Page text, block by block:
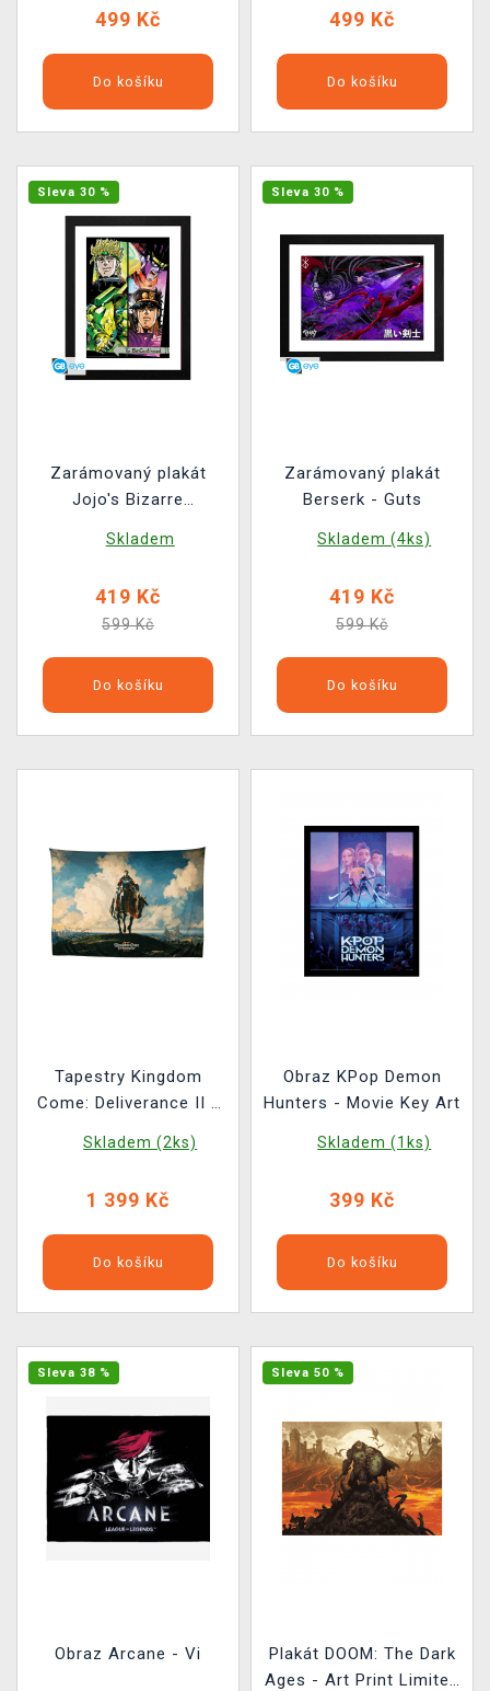
499 Kč
Do košíku
499 Kč
Do košíku
Sleva 30 %
Zarámovaný plakát
Jojo's Bizarre
Jotaro
Skladem
419 Kč
599 Kč
Do košíku
Sleva 30 %
Zarámovaný plakát
Berserk - Guts
Skladem (4ks)
419 Kč
599 Kč
Do košíku
Tapestry Kingdom
Come: Deliverance II -
textilu)
Skladem (2ks)
1 399 Kč
Do košíku
Obraz KPop Demon
Hunters - Movie Key Art
Skladem (1ks)
399 Kč
Do košíku
Sleva 38 %
Obraz Arcane - Vi
Sleva 50 %
Plakát DOOM: The Dark
Ages - Art Print Limited